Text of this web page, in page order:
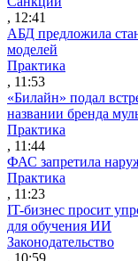
, 12:41
АБД предложила
моделей
Практика
, 11:53
«Билайн» подал
названии бренда
Практика
, 11:44
ФАС запретила
Практика
, 11:23
IT-бизнес просит
для обучения ИИ
Законодательство
, 10:59